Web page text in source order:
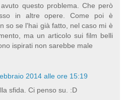
questo problema. Che però
in altre opere. Come poi è
so se l'hai già fatto, nel caso mi è
ma un articolo sui film belli
ispirati non sarebbe male
2014 alle ore 15:19
sfida. Ci penso su. :D